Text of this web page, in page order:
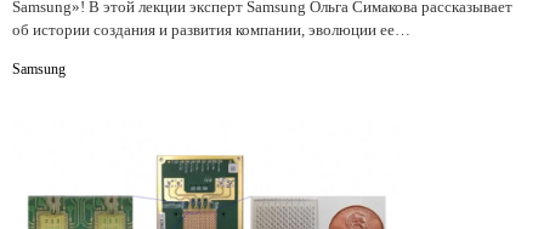
Samsung»! В этой лекции эксперт Samsung Ольга Симакова рассказывает
об истории создания и развития компании, эволюции ее…
Samsung